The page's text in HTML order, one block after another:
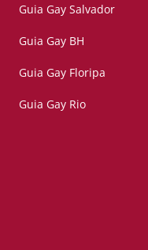
Guia Gay Salvador
Guia Gay BH
Guia Gay Floripa
Guia Gay Rio